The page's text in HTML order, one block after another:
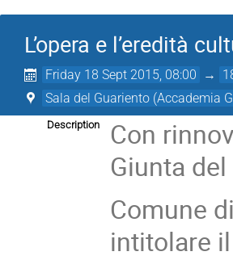
L’opera e l’eredità
Friday 18 Sept 2015, 08:00 →
Sala del Guariento (Accademia
Description
Con
Giunta del
Comune
intitolare